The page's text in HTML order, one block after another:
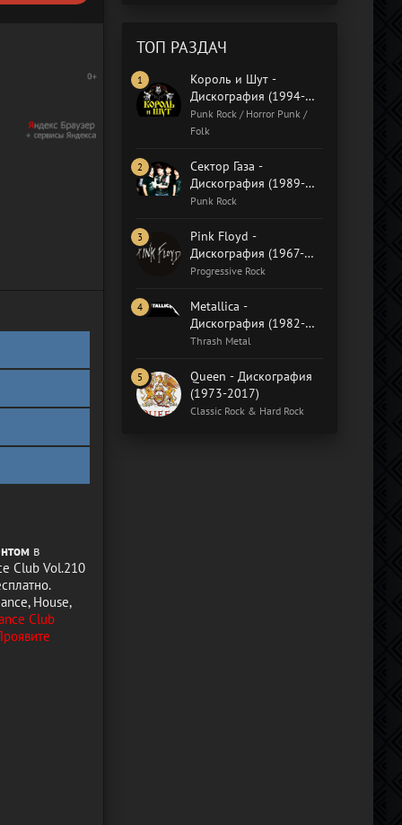
в
Club Vol.210
House,
Club
ТОП РАЗДАЧ
Король и Шут -
Дискография (1994-
2018)
Punk Rock / Horror Punk /
Folk
Сектор Газа -
Дискография (1989-
2015)
Punk Rock
Pink Floyd -
Дискография (1967-
2019)
Progressive Rock
Metallica -
Дискография (1982-
2020)
Thrash Metal
Queen - Дискография
(1973-2017)
Classic Rock & Hard Rock